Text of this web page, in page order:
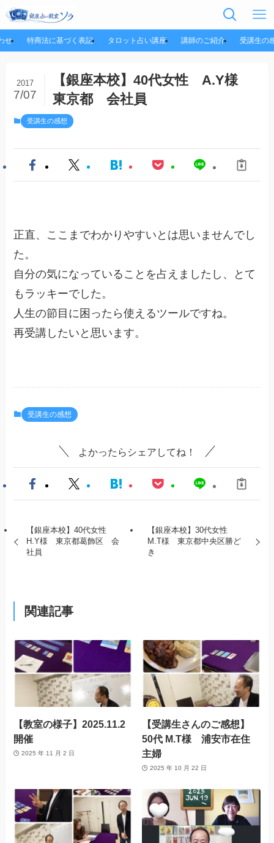
せ 特商法に基づく表記 タロット占い講座 講師のご紹介 受講生の
【銀座本校】40代女性 A.Y様
東京都 会社員
2017
7/07
受講生の感想
正直、ここまでわかりやすいとは思いませんでし
た。
自分の気になっていることを占えましたし、とて
もラッキーでした。
人生の節目に困ったら使えるツールですね。
再受講したいと思います。
受講生の感想
よかったらシェアしてね！
【銀座本校】40代女性
H.Y様 東京都葛飾区 会
社員
【銀座本校】30代女性
M.T様 東京都中央区勝ど
き
関連記事
【教室の様子】2025.11.2
開催
2025 年 11 月 2 日
【受講生さんのご感想】
50代 M.T様 浦安市在住
主婦
2025 年 10 月 22 日